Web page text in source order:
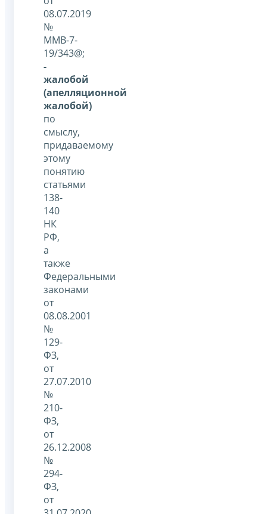
08.07.2019
№
ММВ-7-
19/343@;
-
жалобой
(апелляционной
жалобой)
по
смыслу,
придаваемому
этому
понятию
статьями
138-
140
НК
РФ,
а
также
Федеральными
законами
от
08.08.2001
№
129-
ФЗ,
от
27.07.2010
№
210-
ФЗ,
от
26.12.2008
№
294-
ФЗ,
от